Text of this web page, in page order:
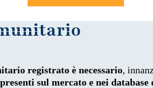
registrato è necessario,
sul mercato e nei database